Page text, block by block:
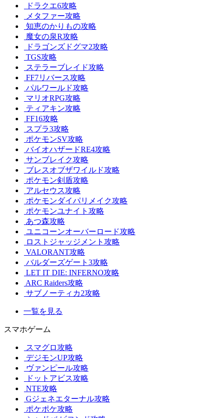
ドラクエ6攻略
メタファー攻略
知恵のかりもの攻略
魔女の泉R攻略
ドラゴンズドグマ2攻略
TGS攻略
ステラーブレイド攻略
FF7リバース攻略
パルワールド攻略
マリオRPG攻略
ティアキン攻略
FF16攻略
スプラ3攻略
ポケモンSV攻略
バイオハザードRE4攻略
サンブレイク攻略
ブレスオブザワイルド攻略
ポケモン剣盾攻略
アルセウス攻略
ポケモンダイパリメイク攻略
ポケモンユナイト攻略
あつ森攻略
ユニコーンオーバーロード攻略
ロストジャッジメント攻略
VALORANT攻略
バルダーズゲート3攻略
LET IT DIE: INFERNO攻略
ARC Raiders攻略
サブノーティカ2攻略
一覧を見る
スマホゲーム
スマグロ攻略
デジモンUP攻略
ヴァンピール攻略
ドットアビス攻略
NTE攻略
Gジェネエターナル攻略
ポケポケ攻略